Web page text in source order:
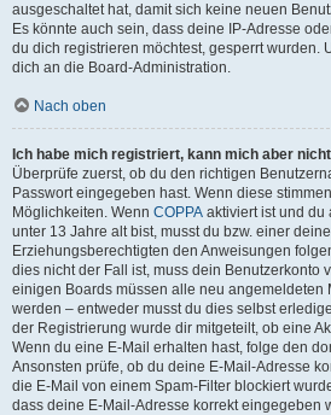
ausgeschaltet hat, damit sich keine neuen
Es könnte auch sein, dass deine IP-Adresse
du dich registrieren möchtest, gesperrt wurden.
dich an die Board-Administration.
Nach oben
Ich habe mich registriert, kann mich aber
Überprüfe zuerst, ob du den richtigen
Passwort eingegeben hast. Wenn diese
Möglichkeiten. Wenn COPPA aktiviert ist und du
unter 13 Jahre alt bist, musst du bzw. einer
Erziehungsberechtigten den Anweisungen
dies nicht der Fall ist, muss dein Benutzerkonto
einigen Boards müssen alle neu angemeldeten
werden – entweder musst du dies selbst
der Registrierung wurde dir mitgeteilt, ob eine
Wenn du eine E-Mail erhalten hast, folge den
Ansonsten prüfe, ob du deine E-Mail-Adresse
die E-Mail von einem Spam-Filter blockiert
dass deine E-Mail-Adresse korrekt eingegeben